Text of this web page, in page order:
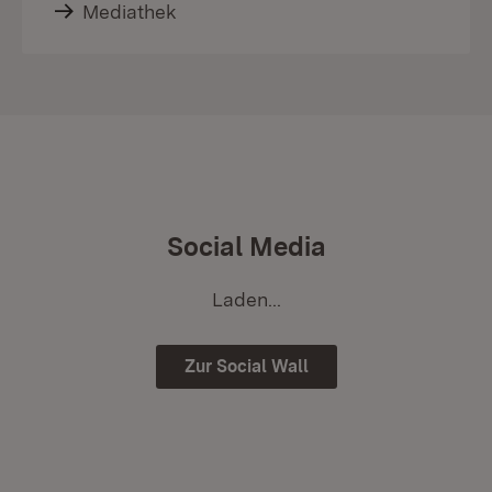
Mediathek
Social Media
Laden...
Zur Social Wall